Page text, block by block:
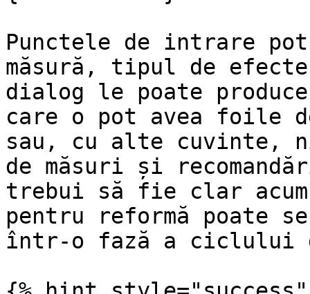
Punctele de intrare
măsură, tipul de
dialog le poate
care o pot avea foile
sau, cu alte cuvinte,
de măsuri și
trebui să fie clar
pentru reformă poate
într-o fază a